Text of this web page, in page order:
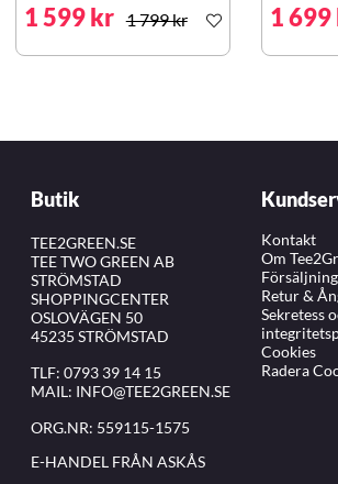
1 599 kr 1 799 kr 1
Butik
TEE2GREEN.SE
TEE TWO GREEN AB
STRÖMSTAD
SHOPPINGCENTER
OSLOVÄGEN 50
45235 STRÖMSTAD
TLF: 0793 39 14 15
MAIL: INFO@TEE2GREEN.SE
ORG.NR: 559115-1575
E-HANDEL FRÅN ASKÅS
Kontakt
Om
Retur &
Sekretess
Cookies
Radera